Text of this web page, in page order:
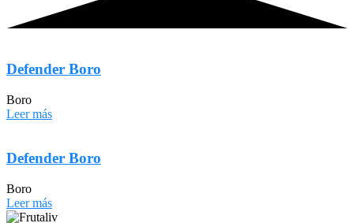
Defender Boro
Boro
Leer más
Defender Boro
Boro
Leer más